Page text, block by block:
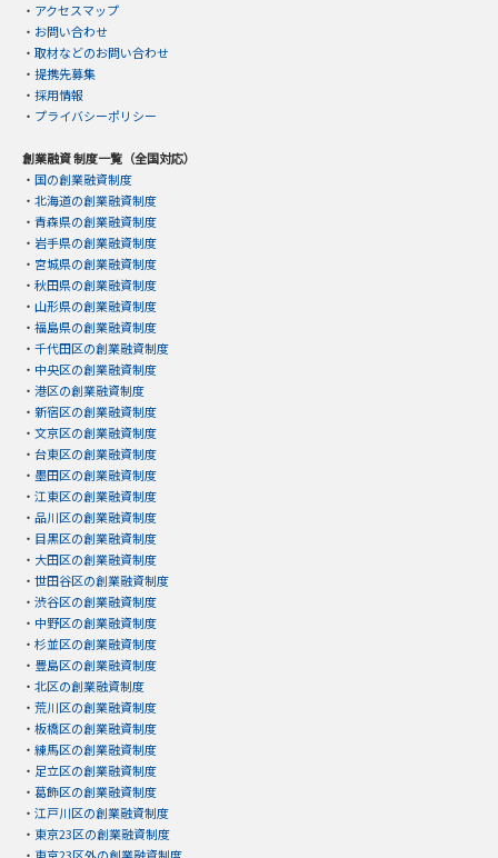
・ アクセスマップ
・ お問い合わせ
・ 取材などのお問い合わせ
・ 提携先募集
・ 採用情報
・ プライバシーポリシー
創業融資 制度一覧（全国対応）
・ 国の創業融資制度
・ 北海道の創業融資制度
・ 青森県の創業融資制度
・ 岩手県の創業融資制度
・ 宮城県の創業融資制度
・ 秋田県の創業融資制度
・ 山形県の創業融資制度
・ 福島県の創業融資制度
・ 千代田区の創業融資制度
・ 中央区の創業融資制度
・ 港区の創業融資制度
・ 新宿区の創業融資制度
・ 文京区の創業融資制度
・ 台東区の創業融資制度
・ 墨田区の創業融資制度
・ 江東区の創業融資制度
・ 品川区の創業融資制度
・ 目黒区の創業融資制度
・ 大田区の創業融資制度
・ 世田谷区の創業融資制度
・ 渋谷区の創業融資制度
・ 中野区の創業融資制度
・ 杉並区の創業融資制度
・ 豊島区の創業融資制度
・ 北区の創業融資制度
・ 荒川区の創業融資制度
・ 板橋区の創業融資制度
・ 練馬区の創業融資制度
・ 足立区の創業融資制度
・ 葛飾区の創業融資制度
・ 江戸川区の創業融資制度
・ 東京23区の創業融資制度